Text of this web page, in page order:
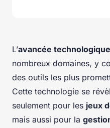
L’avancée technologique
nombreux domaines, y
des outils les plus
Cette technologie se
seulement pour les jeux
mais aussi pour la